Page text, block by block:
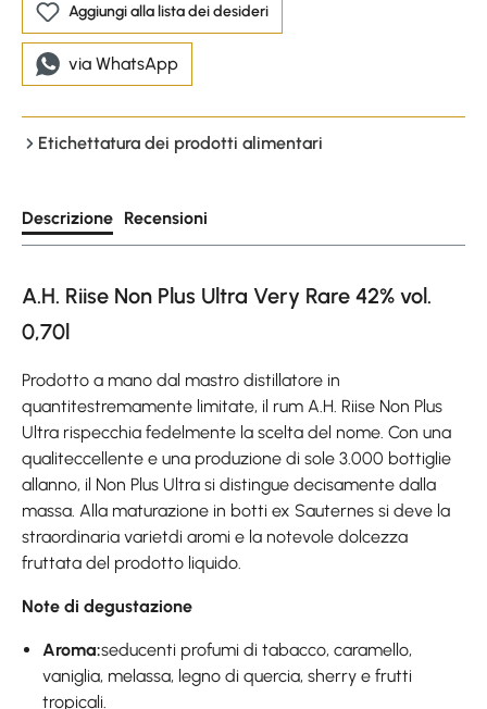
Aggiungi alla lista dei desideri
via WhatsApp
Etichettatura dei prodotti alimentari
Descrizione Recensioni
A.H. Riise Non Plus Ultra Very Rare 42% vol.
0,70l
Prodotto a mano dal mastro distillatore in
quantitestremamente limitate, il rum A.H. Riise Non Plus
Ultra rispecchia fedelmente la scelta del nome. Con una
qualiteccellente e una produzione di sole 3.000 bottiglie
allanno, il Non Plus Ultra si distingue decisamente dalla
massa. Alla maturazione in botti ex Sauternes si deve la
straordinaria varietdi aromi e la notevole dolcezza
fruttata del prodotto liquido.
Note di degustazione
Aroma:seducenti profumi di tabacco, caramello,
vaniglia, melassa, legno di quercia, sherry e frutti
tropicali.